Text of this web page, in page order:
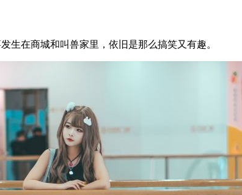
在商城和叫兽家里，依旧是那么搞笑又有趣。